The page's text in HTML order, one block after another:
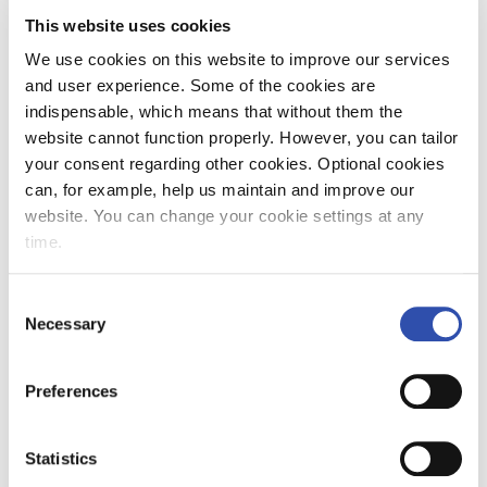
This website uses cookies
We use cookies on this website to improve our services
and user experience. Some of the cookies are
indispensable, which means that without them the
website cannot function properly. However, you can tailor
your consent regarding other cookies. Optional cookies
can, for example, help us maintain and improve our
website. You can change your cookie settings at any
time.
Selection
Necessary
Preferences
Statistics
kahdelle Suomen peliä seuraavalle päivälle,
lähtien Pietarista klo 10.30 ja 15.00 kohti
Helsinkiä.
Tuplavuorojen lisäksi EM-kisojen aikaan
ajetaan poikkeuksellisesti myös Allegro-
yövuoroja. Ennen Suomi-Venäjä-peliä ajetaan
maanantaista keskiviikkoon 15.6.-17.6.
molempina öinä yöjunat, jotka lähtevät
Belgia-otteluun puolestaan voi matkustaa
sunnuntain ja maanantain välisenä yönä 22.6.
paluuliikenteen yöjunat lähtevät 18.6. ja 24.6.